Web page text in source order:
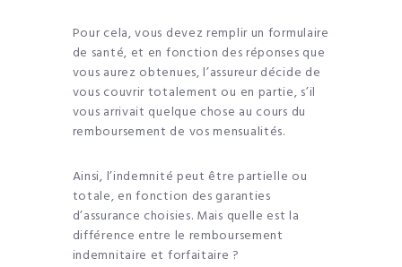
Pour cela, vous devez remplir un formulaire
de santé, et en fonction des réponses que
vous aurez obtenues, l’assureur décide de
vous couvrir totalement ou en partie, s’il
vous arrivait quelque chose au cours du
remboursement de vos mensualités.
Ainsi, l’indemnité peut être partielle ou
totale, en fonction des garanties
d’assurance choisies. Mais quelle est la
différence entre le remboursement
indemnitaire et forfaitaire ?